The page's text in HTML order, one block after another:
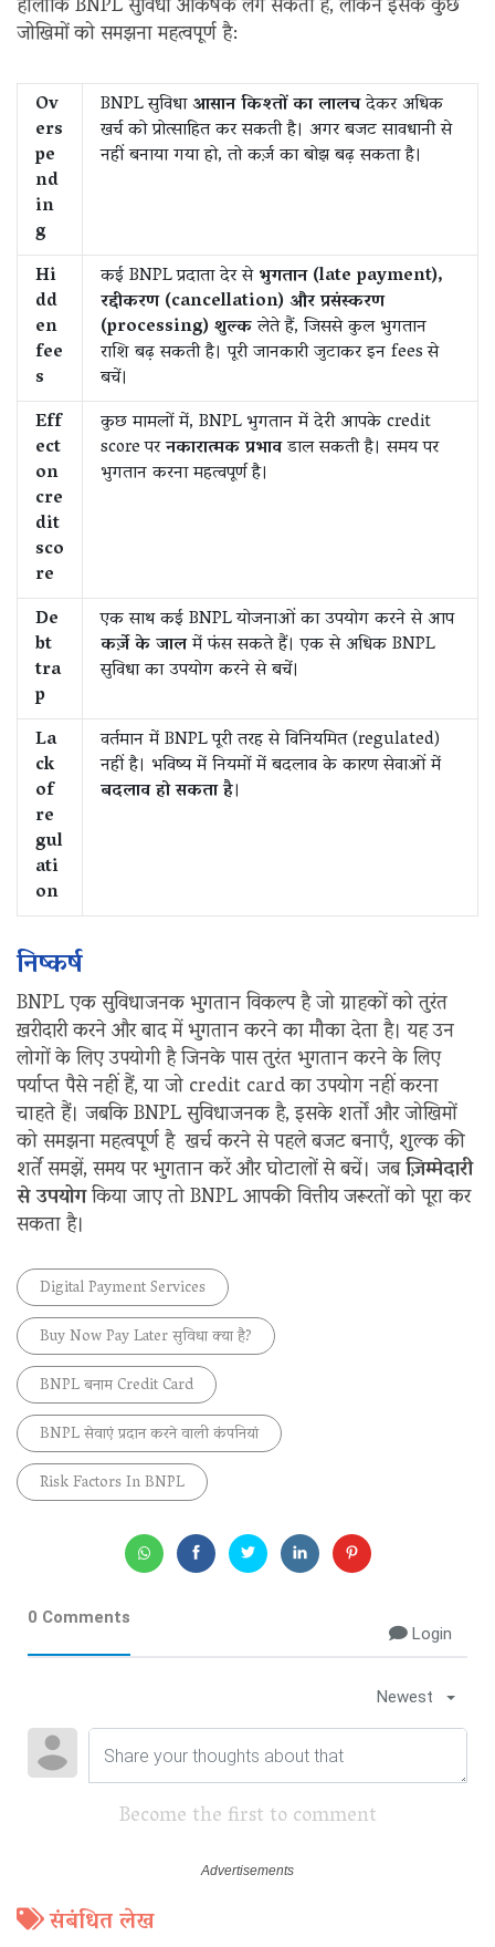
जोखिमों को समझना महत्वपूर्ण है:
Ov
ers
pe
nd
in
g
BNPL सुविधाआसान किश्तों का लालचदेकर अधिक
खर्च को प्रोत्साहित कर सकती है। अगर बजट सावधानी से
नहीं बनाया गया हो, तो कर्ज़‌ का बोझ बढ़ सकता है।
Hi
dd
en
fee
s
कई BNPL प्रदाता देर सेभुगतान (late payment),
रद्दीकरण (cancellation) और प्रसंस्करण
(processing) शुल्कलेते हैं, जिससे कुल भुगतान
राशि बढ़ सकती है। पूरी जानकारी जुटाकर इन fees से
बचें।
Eff
ect
on
cre
dit
sco
re
कुछ मामलों में, BNPL भुगतान में देरी आपके credit
score परनकारात्मक प्रभावडाल सकती है। समय पर
भुगतान करना महत्वपूर्ण है।
De
bt
tra
p
एक साथ कई BNPL योजनाओं का उपयोग करने से आप
कर्ज़े के जालमें फंस सकते हैं। एक से अधिक BNPL
सुविधा का उपयोग करने से बचें।
La
ck
of
re
gul
ati
on
वर्तमान में BNPL पूरी तरह से विनियमित (regulated)
नहीं है। भविष्य में नियमों में बदलाव के कारण सेवाओं में
बदलाव हो सकता है।
निष्कर्ष
BNPL एक सुविधाजनक भुगतान विकल्प है जो ग्राहकों को तुरंत
ख़‌रीदारी करने और बाद में भुगतान करने का मौका देता है। यह उन
लोगों के लिए उपयोगी है जिनके पास तुरंत भुगतान करने के लिए
पर्याप्त पैसे नहीं हैं, या जो credit card का उपयोग नहीं करना
चाहते हैं। जबकि BNPL सुविधाजनक है, इसके शर्तों और जोखिमों
को समझना महत्वपूर्ण है ‍ खर्च करने से पहले बजट बनाएँ, शुल्क की
शर्तें समझें, समय पर भुगतान करें और घोटालों से बचें। जबज़िम्मेदारी
से उपयोगकिया जाए तो BNPL आपकी वित्तीय जरूरतों को पूरा कर
सकता है।
Digital Payment Services
Buy Now Pay Later सुविधा क्या है?
BNPL बनाम‌ Credit Card
BNPL सेवाएं प्रदान करने वाली कंपनियां
Risk Factors In BNPL
0 Comments
Login
Newest
Become the first to comment
संबंधित लेख